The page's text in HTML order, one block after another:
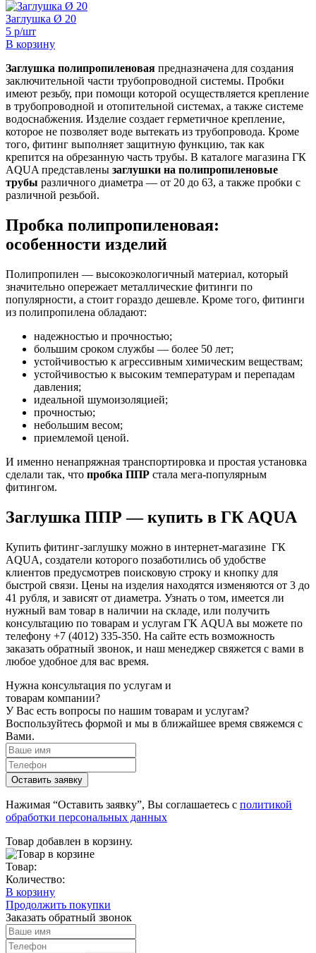
Заглушка Ø 20
5 р/шт
В корзину
Заглушка полипропиленовая предназначена для создания
заключительной части трубопроводной системы. Пробки
имеют резьбу, при помощи которой осуществляется крепление
в трубопроводной и отопительной системах, а также системе
водоснабжения. Изделие создает герметичное крепление,
которое не позволяет воде вытекать из трубопровода. Кроме
того, фитинг выполняет защитную функцию, так как
крепится на обрезанную часть трубы. В каталоге магазина ГК
AQUA представлены заглушки на полипропиленовые
трубы различного диаметра — от 20 до 63, а также пробки с
различной резьбой.
Пробка полипропиленовая:
особенности изделий
Полипропилен — высокоэкологичный материал, который
значительно опережает металлические фитинги по
популярности, а стоит гораздо дешевле. Кроме того, фитинги
из полипропилена обладают:
надежностью и прочностью;
большим сроком службы — более 50 лет;
устойчивостью к агрессивным химическим веществам;
устойчивостью к высоким температурам и перепадам
давления;
идеальной шумоизоляцией;
прочностью;
небольшим весом;
приемлемой ценой.
И именно ненапряжная транспортировка и простая установка
сделали так, что пробка ППР стала мега-популярным
фитингом.
Заглушка ППР — купить в ГК AQUA
Купить фитинг-заглушку можно в интернет-магазине ГК
AQUA, создатели которого позаботились об удобстве
клиентов предусмотрев поисковую строку и кнопку для
быстрой связи. Цены на изделия находятся изменяются от 3 до
41 рубля, и зависят от диаметра. Узнать о том, имеется ли
нужный вам товар в наличии на складе, или получить
консультацию по товарам и услугам ГК AQUA вы можете по
телефону +7 (4012) 335-350. На сайте есть возможность
заказать обратный звонок, и наш менеджер свяжется с вами в
любое удобное для вас время.
Нужна консультация по услугам и
товарам компании?
У Вас есть вопросы по нашим товарам и услугам?
Воспользуйтесь формой и мы в ближайшее время свяжемся с
Вами.
Нажимая “Оставить заявку”, Вы соглашаетесь с политикой
обработки персональных данных
Товар добавлен в корзину.
Товар:
Количество:
В корзину
Продолжить покупки
Заказать обратный звонок